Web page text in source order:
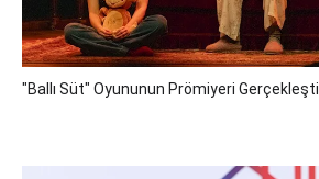
"Ballı Süt" Oyununun Prömiyeri Gerçekleşti